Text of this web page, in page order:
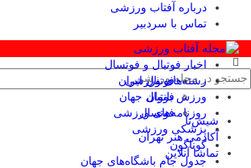
درباره آفتاب ورزشی
تماس با سردبیر
اخبار فوتبال و فوتسال
فوتبال ایران
فوتبال جهان
فوتسال
رشته‌های ورزشی
ورزش بانوان
روزنامه‌های ورزشی
پزشکی ورزشی
گوناگون
جدول جام باشگاه‌های جهان
شیش‌تا
آکادمی هنر تهران
تماشا آنلاین